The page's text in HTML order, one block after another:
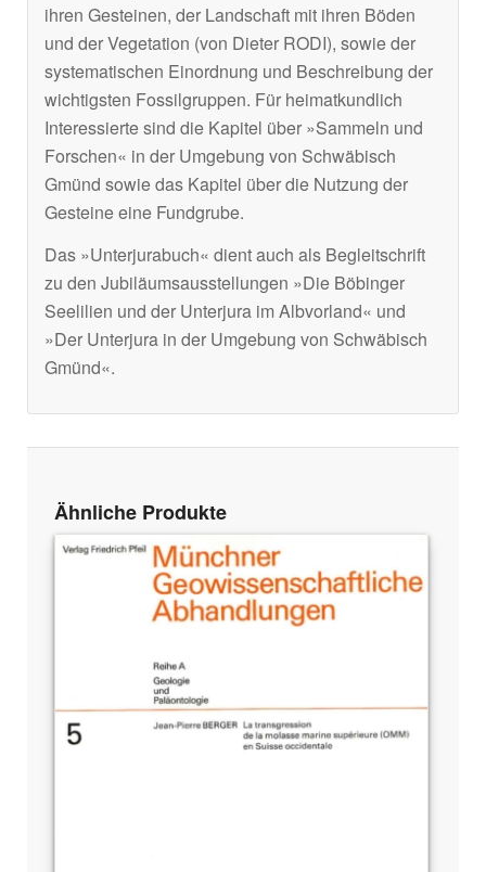
ihren Gesteinen, der Landschaft mit ihren Böden
und der Vegetation (von Dieter RODI), sowie der
systematischen Einordnung und Beschreibung der
wichtigsten Fossilgruppen. Für heimatkundlich
Interessierte sind die Kapitel über »Sammeln und
Forschen« in der Umgebung von Schwäbisch
Gmünd sowie das Kapitel über die Nutzung der
Gesteine eine Fundgrube.
Das »Unterjurabuch« dient auch als Begleitschrift
zu den Jubiläumsausstellungen »Die Böbinger
Seelilien und der Unterjura im Albvorland« und
»Der Unterjura in der Umgebung von Schwäbisch
Gmünd«.
Ähnliche Produkte